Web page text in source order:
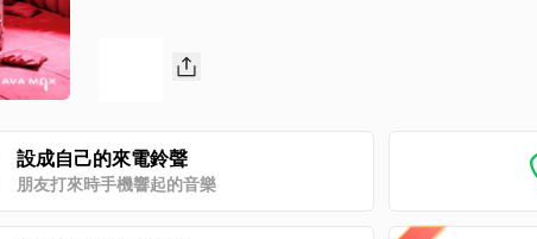
設成自己的來電鈴聲
朋友打來時手機響起的音樂